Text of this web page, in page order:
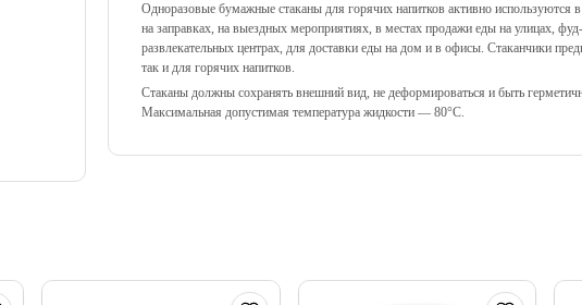
Одноразовые бумажные стаканы для горячих напитков активно используются в
на заправках, на выездных мероприятиях, в местах продажи еды на улицах,
развлекательных центрах, для доставки еды на дом и в офисы. Стаканчики
так и для горячих напитков.
Стаканы должны сохранять внешний вид, не деформироваться и быть
Максимальная допустимая температура жидкости — 80°C.